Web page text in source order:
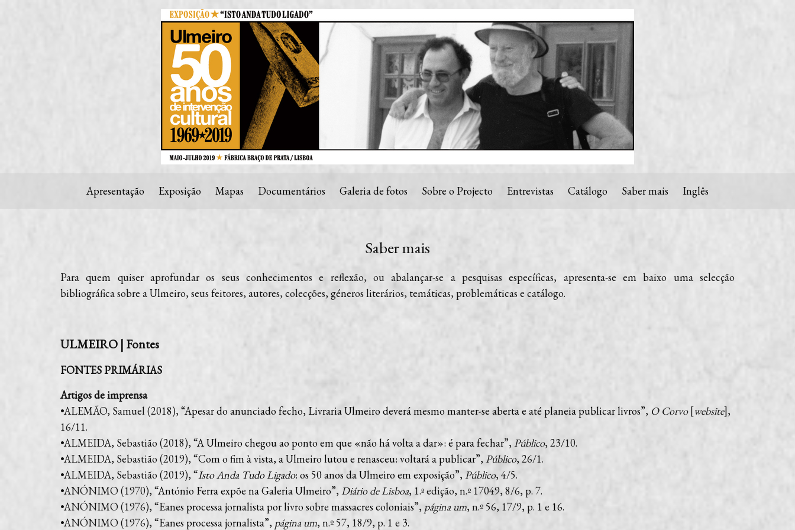
Apresentação Exposição Mapas Documentários Galeria de fotos Sobre o Projecto Entrevistas Catálogo Saber mais Inglês
Saber mais
Para quem quiser aprofundar os seus conhecimentos e reflexão, ou abalançar-se a pesquisas específicas, apresenta-se em baixo uma selecção
bibliográfica sobre a Ulmeiro, seus feitores, autores, colecções, géneros literários, temáticas, problemáticas e catálogo.
ULMEIRO | Fontes
FONTES PRIMÁRIAS
Artigos de imprensa
•ALEMÃO, Samuel (2018), “Apesar do anunciado fecho, Livraria Ulmeiro deverá mesmo manter-se aberta e até planeia publicar livros”, O Corvo[website],
16/11.
•ALMEIDA, Sebastião (2018), “A Ulmeiro chegou ao ponto em que «não há volta a dar»: é para fechar”,Público, 23/10.
•ALMEIDA, Sebastião (2019), “Com o fim à vista, a Ulmeiro lutou e renasceu: voltará a publicar”,Público, 26/1.
•ALMEIDA, Sebastião (2019), “Isto Anda Tudo Ligado: os 50 anos da Ulmeiro em exposição”, Público, 4/5.
•ANÓNIMO (1970), “António Ferra expõe na Galeria Ulmeiro”, Diário de Lisboa, 1.ª edição, n.º 17049, 8/6, p. 7.
•ANÓNIMO (1976), “Eanes processa jornalista por livro sobre massacres coloniais”, página um, n.º 56, 17/9, p. 1 e 16.
•ANÓNIMO (1976), “Eanes processa jornalista”, página um, n.º 57, 18/9, p. 1 e 3.